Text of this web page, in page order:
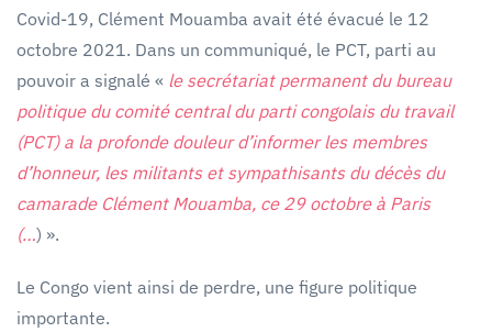
Covid-19, Clément Mouamba avait été évacué le 12
octobre 2021. Dans un communiqué, le PCT, parti au
pouvoir a signalé « le secrétariat permanent du bureau
politique du comité central du parti congolais du travail
(PCT) a la profonde douleur d’informer les membres
d’honneur, les militants et sympathisants du décès du
camarade Clément Mouamba, ce 29 octobre à Paris
(…) ».
Le Congo vient ainsi de perdre, une figure politique
importante.